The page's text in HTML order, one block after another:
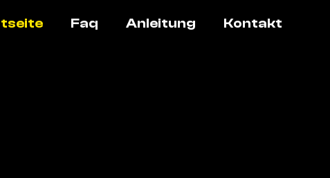
Faq Anleitung Kontakt